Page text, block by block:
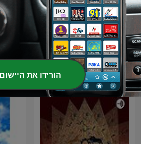
אש זרה Foreign Fire
פודקאסטים בינלאומיים
הורידו את היישום